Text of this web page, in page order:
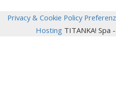
Privacy & Cookie Policy
Hosting TITANKA! Spa